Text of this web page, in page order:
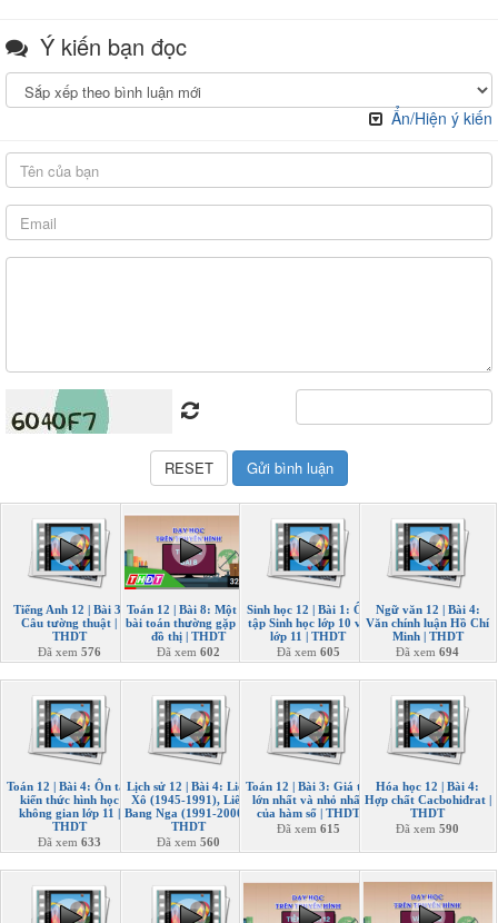
Ý kiến bạn đọc
Ẩn/Hiện ý kiến
Tiếng Anh 12 | Bài 3:
Câu tường thuật |
THDT
Đã xem 576
Toán 12 | Bài 8: Một số
bài toán thường gặp về
đồ thị | THDT
Đã xem602
Sinh học 12 | Bài 1: Ôn
tập Sinh học lớp 10 và
lớp 11 | THDT
Đã xem 605
Ngữ văn 12 | Bài 4:
Văn chính luận Hồ Chí
Minh | THDT
Đã xem694
Toán 12 | Bài 4: Ôn tập
kiến thức hình học
không gian lớp 11 |
THDT
Đã xem 633
Lịch sử 12 | Bài 4: Liên
Xô (1945-1991), Liên
Bang Nga (1991-2000) |
THDT
Đã xem560
Toán 12 | Bài 3: Giá trị
lớn nhất và nhỏ nhất
của hàm số | THDT
Đã xem 615
Hóa học 12 | Bài 4:
Hợp chất Cacbohiđrat |
THDT
Đã xem590